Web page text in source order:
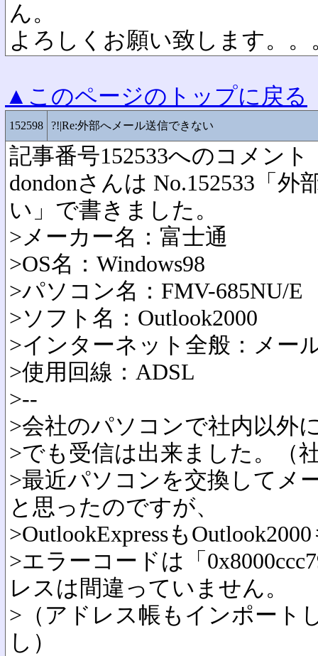
ん。
よろしくお願い致します。。
▲このページのトップに戻る
152598 ?!|Re:外部へメール送信できない
記事番号152533へのコメント
dondonさんは No.152533「
い」で書きました。
>メーカー名：富士通
>OS名：Windows98
>パソコン名：FMV-685NU/E
>ソフト名：Outlook2000
>インターネット全般：メー
>使用回線：ADSL
>--
>会社のパソコンで社内以外
>でも受信は出来ました。（
>最近パソコンを交換してメ
と思ったのですが、
>OutlookExpressも
>エラーコードは「
レスは間違っていません。
>（アドレス帳もインポート
し）